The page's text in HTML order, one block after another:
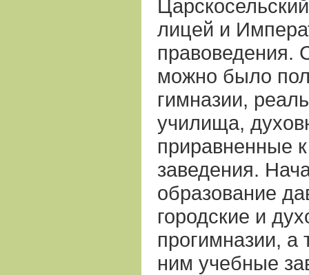
лицей и
правоведения.
можно было
гимназии,
училища,
приравненные
заведения.
образование
городские и
прогимназии, а
ним учебные